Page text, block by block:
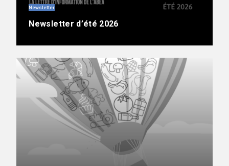
Newsletter
Newsletter d’été 2026